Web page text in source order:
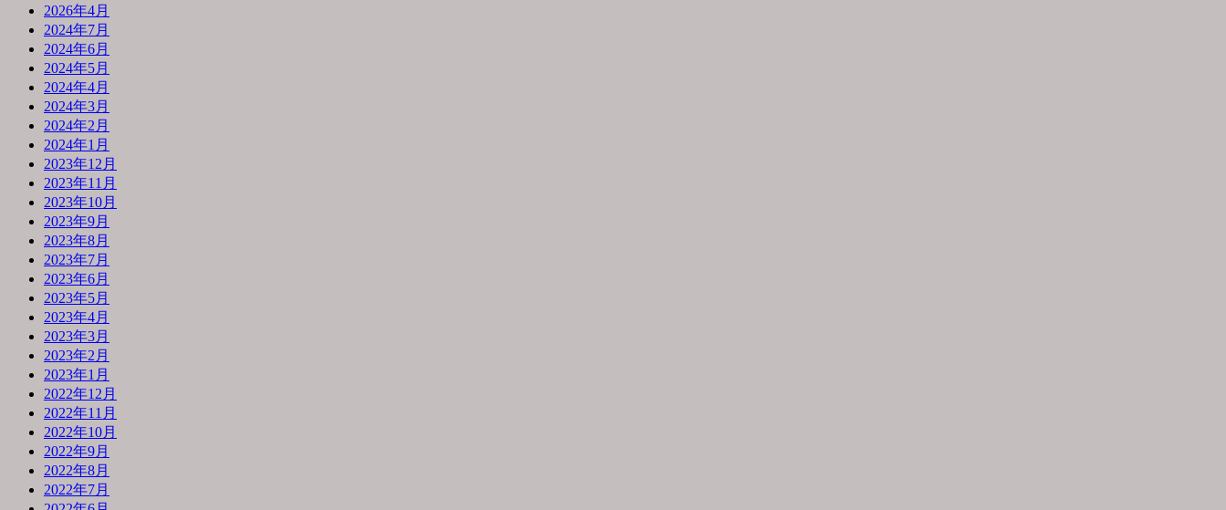
2026年4月
2024年7月
2024年6月
2024年5月
2024年4月
2024年3月
2024年2月
2024年1月
2023年12月
2023年11月
2023年10月
2023年9月
2023年8月
2023年7月
2023年6月
2023年5月
2023年4月
2023年3月
2023年2月
2023年1月
2022年12月
2022年11月
2022年10月
2022年9月
2022年8月
2022年7月